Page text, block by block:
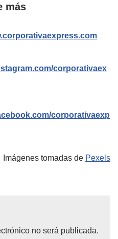
más
corporativaex
corporativaexp
Imágenes tomadas de Pexels
no será publicada.